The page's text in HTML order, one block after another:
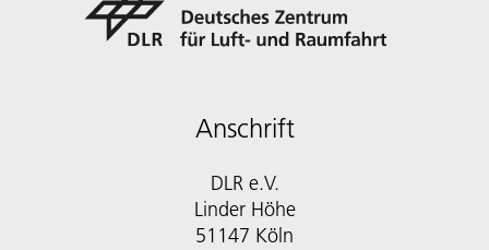
Anschrift
DLR e.V.
Linder Höhe
51147 Köln